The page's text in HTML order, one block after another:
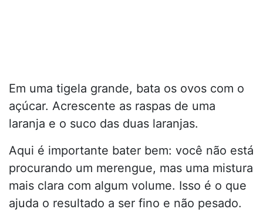
Em uma tigela grande, bata os ovos com o
açúcar. Acrescente as raspas de uma
laranja e o suco das duas laranjas.
Aqui é importante bater bem: você não está
procurando um merengue, mas uma mistura
mais clara com algum volume. Isso é o que
ajuda o resultado a ser fino e não pesado.